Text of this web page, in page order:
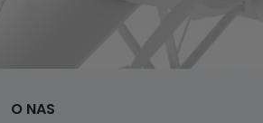
O NAS